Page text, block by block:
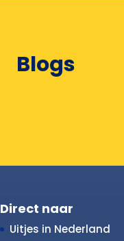
Blogs
Direct naar
Uitjes in Nederland